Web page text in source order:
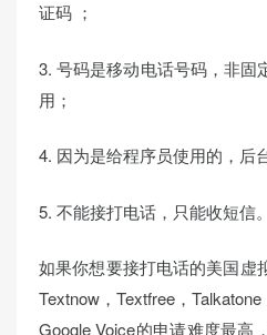
证码 ；
3. 号码是移动电话号码，非固
用；
4. 因为是给程序员使用的，后
5. 不能接打电话，只能收短信。
如果你想要接打电话的美国虚
Textnow，Textfree，
Google Voice的申请难度最高